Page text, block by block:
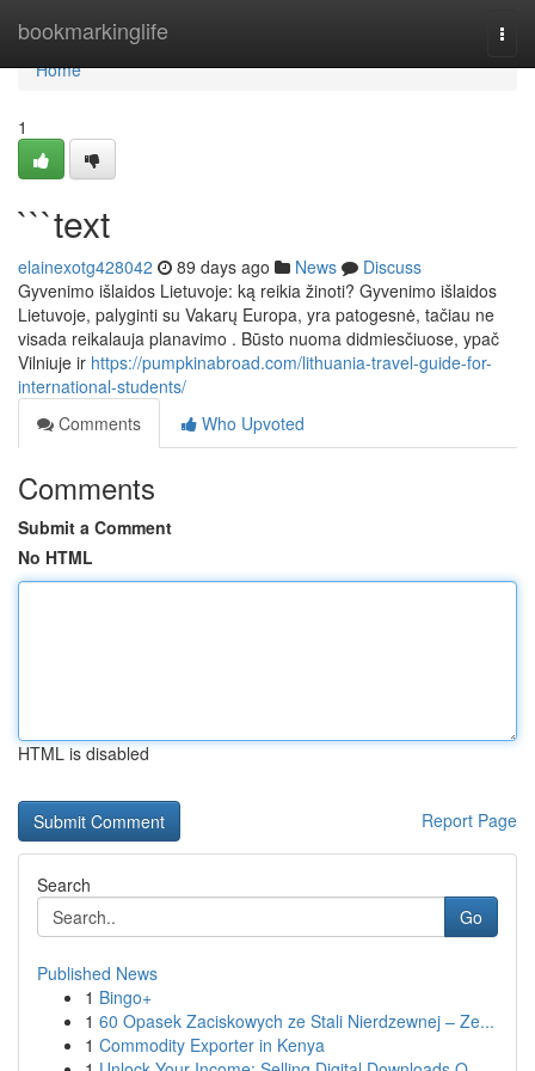
bookmarkinglife
Home
Home
1
```text
elainexotg428042 89 days ago News
Discuss
Gyvenimo išlaidos Lietuvoje: ką reikia žinoti? Gyvenimo išlaidos
Lietuvoje, palyginti su Vakarų Europa, yra patogesnė, tačiau ne
visada reikalauja planavimo . Būsto nuoma didmiesčiuose, ypač
Vilniuje ir https://pumpkinabroad.com/lithuania-travel-guide-for-
international-students/
Comments
Who Upvoted
Comments
Submit a Comment
No HTML
HTML is disabled
Report Page
Search
Go
Published News
1 Bingo+
1 60 Opasek Zaciskowych ze Stali Nierdzewnej – Ze...
1 Commodity Exporter in Kenya